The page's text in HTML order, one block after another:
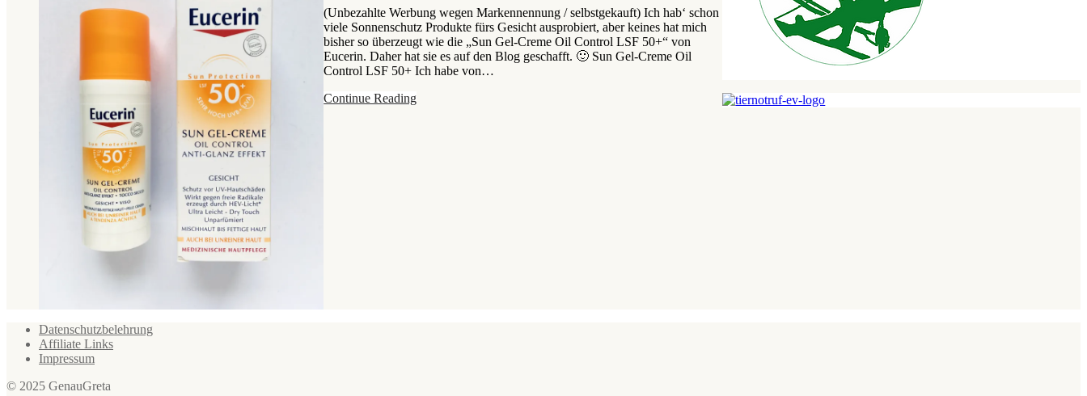
(Unbezahlte Werbung wegen Markennennung / selbstgekauft) Ich hab‘ schon
viele Sonnenschutz Produkte fürs Gesicht ausprobiert, aber keines hat mich
bisher so überzeugt wie die „Sun Gel-Creme Oil Control LSF 50+“ von
Eucerin. Daher hat sie es auf den Blog geschafft. 🙂 Sun Gel-Creme Oil
Control LSF 50+ Ich habe von…
Continue Reading
Datenschutzbelehrung
Affiliate Links
Impressum
© 2025 GenauGreta